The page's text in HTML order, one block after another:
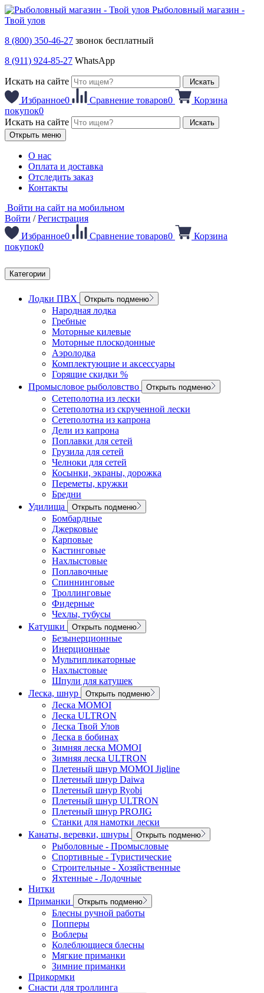
Рыболовный магазин -
Твой улов
8 (800) 350-46-27 звонок бесплатный
8 (911) 924-85-27 WhatsApp
Искать на сайте Искать
Избранное0 Сравнение товаров0
Корзина
покупок0
Искать на сайте
Искать
Открыть меню
О нас
Оплата и доставка
Отследить заказ
Контакты
Войти на сайт на мобильном
Войти /Регистрация
Избранное0 Сравнение товаров0
Корзина
покупок0
Категории
Лодки ПВХ Открыть подменю
Народная лодка
Гребные
Моторные килевые
Моторные плоскодонные
Аэролодка
Комплектующие и аксессуары
Горящие скидки %
Промысловое рыболовство
Открыть подменю
Сетеполотна из лески
Сетеполотна из скрученной лески
Сетеполотна из капрона
Дели из капрона
Поплавки для сетей
Грузила для сетей
Челноки для сетей
Косынки, экраны, дорожка
Переметы, кружки
Бредни
Удилища
Открыть подменю
Бомбардные
Джерковые
Карповые
Кастинговые
Нахлыстовые
Поплавочные
Спиннинговые
Троллинговые
Фидерные
Чехлы, тубусы
Катушки
Открыть подменю
Безынерционные
Инерционные
Мультипликаторные
Нахлыстовые
Шпули для катушек
Леска, шнур
Открыть подменю
Леска MOMOI
Леска ULTRON
Леска Твой Улов
Леска в бобинах
Зимняя леска MOMOI
Зимняя леска ULTRON
Плетеный шнур MOMOI Jigline
Плетеный шнур Daiwa
Плетеный шнур Ryobi
Плетеный шнур ULTRON
Плетеный шнур PROJIG
Станки для намотки лески
Канаты, веревки, шнуры
Открыть подменю
Рыболовные - Промысловые
Спортивные - Туристические
Строительные - Хозяйственные
Яхтенные - Лодочные
Нитки
Приманки
Открыть подменю
Блесны ручной работы
Попперы
Воблеры
Колеблющиеся блесны
Мягкие приманки
Зимние приманки
Прикормки
Снасти для троллинга